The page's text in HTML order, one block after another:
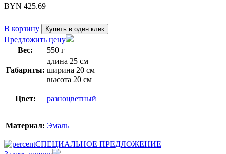
BYN 425.69
В корзину Купить в один клик
Предложить цену
Вес:
550 г
Габариты:
длина 25 см
ширина 20 см
высота 20 см
Цвет: разноцветный
Материал: Эмаль
СПЕЦИАЛЬНОЕ ПРЕДЛОЖЕНИЕ